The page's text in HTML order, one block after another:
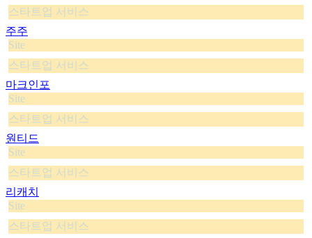
스타트업 서비스
주주
Site
스타트업 서비스
마크인포
Site
스타트업 서비스
원티드
Site
스타트업 서비스
리캐치
Site
스타트업 서비스